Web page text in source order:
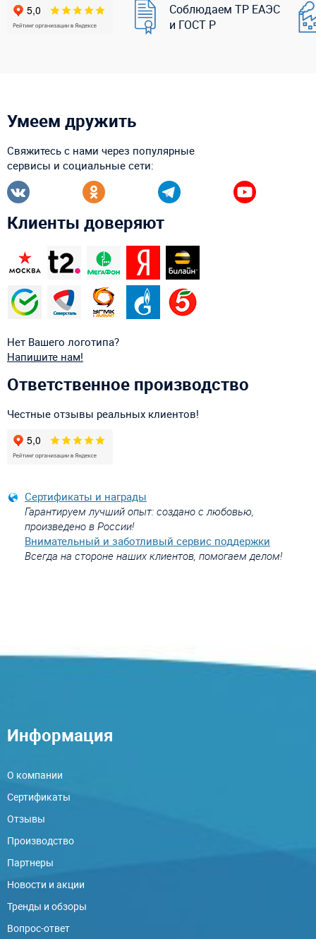
Соблюдаем ТР ЕАЭС
и ГОСТ Р
Умеем дружить
Свяжитесь с нами через популярные
сервисы и социальные сети:
Клиенты доверяют
Нет Вашего логотипа?
Напишите нам!
Ответственное производство
Честные отзывы реальных клиентов!
Сертификаты и награды
Гарантируем лучший опыт: создано с любовью,
произведено в России!
Внимательный и заботливый сервис поддержки
Всегда на стороне наших клиентов, помогаем делом!
Информация
О компании
Сертификаты
Отзывы
Производство
Партнеры
Новости и акции
Тренды и обзоры
Вопрос-ответ